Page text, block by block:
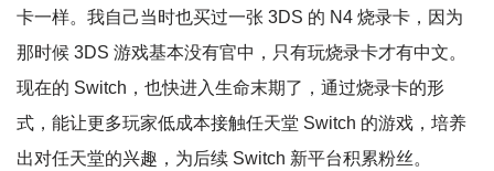
卡一样。我自己当时也买过一张 3DS 的 N4 烧录卡，因为
那时候 3DS 游戏基本没有官中，只有玩烧录卡才有中文。
现在的 Switch，也快进入生命末期了，通过烧录卡的形
式，能让更多玩家低成本接触任天堂 Switch 的游戏，培养
出对任天堂的兴趣，为后续 Switch 新平台积累粉丝。